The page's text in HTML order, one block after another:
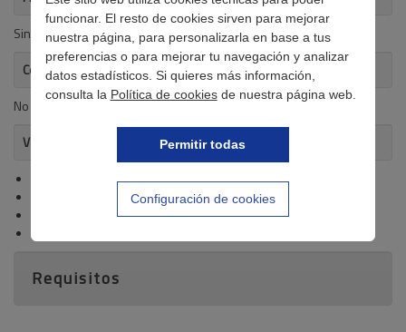
funcionar. El resto de cookies sirven para mejorar
nuestra página, para personalizarla en base a tus
preferencias o para mejorar tu navegación y analizar
datos estadísticos. Si quieres más información,
consulta la Política de cookiesde nuestra página web.
Permitir todas
Configuración de cookies
Sin importar la finalidad
Coste de 100 € (cien Euros) a 30 días (treinta)
No se detalla
Ventajas del crédito
Disponibilidad de 75.000 €
Interés muy atractivo
Sin comisiones por estudio
Requisitos